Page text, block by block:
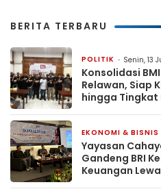
BERITA TERBARU
POLITIK Senin, 13
Konsolidasi
Relawan, Siap
hingga Tingkat
EKONOMI & BISNIS
Yayasan
Gandeng BRI
Keuangan